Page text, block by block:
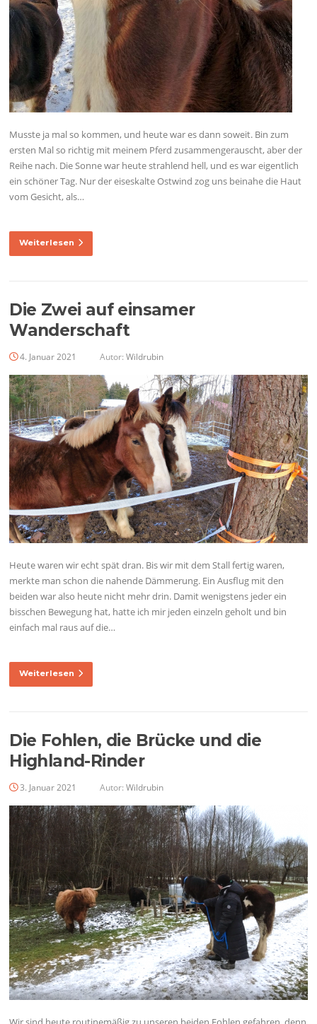
Musste ja mal so kommen, und heute war es dann soweit. Bin zum
ersten Mal so richtig mit meinem Pferd zusammengerauscht, aber der
Reihe nach. Die Sonne war heute strahlend hell, und es war eigentlich
ein schöner Tag. Nur der eiseskalte Ostwind zog uns beinahe die Haut
vom Gesicht, als…
Weiterlesen
Die Zwei auf einsamer
Wanderschaft
4. Januar 2021 Autor:Wildrubin
Heute waren wir echt spät dran. Bis wir mit dem Stall fertig waren,
merkte man schon die nahende Dämmerung. Ein Ausflug mit den
beiden war also heute nicht mehr drin. Damit wenigstens jeder ein
bisschen Bewegung hat, hatte ich mir jeden einzeln geholt und bin
einfach mal raus auf die…
Weiterlesen
Die Fohlen, die Brücke und die
Highland-Rinder
3. Januar 2021 Autor:Wildrubin